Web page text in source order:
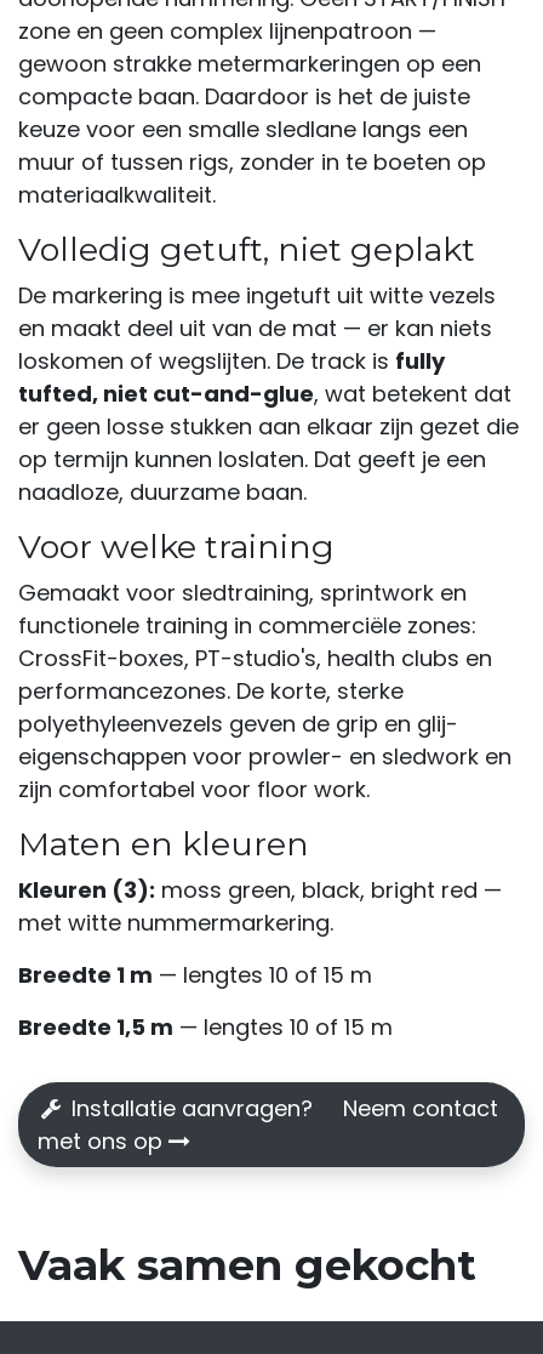
zone en geen complex lijnenpatroon —
gewoon strakke metermarkeringen op een
compacte baan. Daardoor is het de juiste
keuze voor een smalle sledlane langs een
muur of tussen rigs, zonder in te boeten op
materiaalkwaliteit.
Volledig getuft, niet geplakt
De markering is mee ingetuft uit witte vezels
en maakt deel uit van de mat — er kan niets
loskomen of wegslijten. De track is fully
tufted, niet cut-and-glue, wat betekent dat
er geen losse stukken aan elkaar zijn gezet die
op termijn kunnen loslaten. Dat geeft je een
naadloze, duurzame baan.
Voor welke training
Gemaakt voor sledtraining, sprintwork en
functionele training in commerciële zones:
CrossFit-boxes, PT-studio's, health clubs en
performancezones. De korte, sterke
polyethyleenvezels geven de grip en glij-
eigenschappen voor prowler- en sledwork en
zijn comfortabel voor floor work.
Maten en kleuren
Kleuren (3): moss green, black, bright red —
met witte nummermarkering.
Breedte 1 m — lengtes 10 of 15 m
Breedte 1,5 m — lengtes 10 of 15 m
Installatie aanvragen? Neem contact
met ons op
Vaak samen gekocht